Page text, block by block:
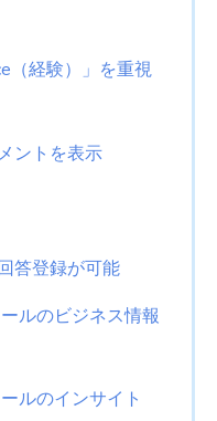
（経験）」を重視
ントを表示
答登録が可能
ルのビジネス情報
ルのインサイト